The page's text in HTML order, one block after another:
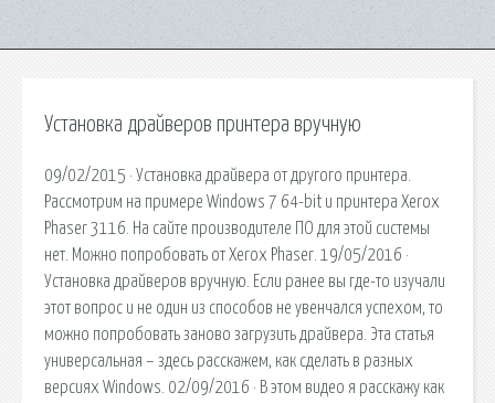
Установка драйверов принтера вручную
09/02/2015 · Установка драйвера от другого принтера.
Рассмотрим на примере Windows 7 64-bit и принтера Xerox
Phaser 3116. На сайте производителе ПО для этой системы
нет. Можно попробовать от Xerox Phaser. 19/05/2016 ·
Установка драйверов вручную. Если ранее вы где-то изучали
этот вопрос и не один из способов не увенчался успехом, то
можно попробовать заново загрузить драйвера. Эта статья
универсальная – здесь расскажем, как сделать в разных
версиях Windows. 02/09/2016 · В этом видео я расскажу как